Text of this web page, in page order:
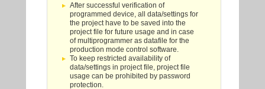
After successful verification of
programmed device, all data/settings for
the project have to be saved into the
project file for future usage and in case
of multiprogrammer as datafile for the
production mode control software.
To keep restricted availability of
data/settings in project file, project file
usage can be prohibited by password
protection.